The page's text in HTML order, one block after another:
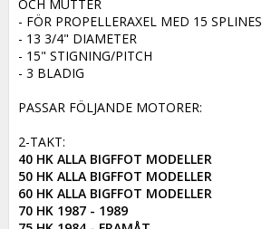
OCH MUTTER
- FÖR PROPELLERAXEL MED 15 SPLINES
- 13 3/4" DIAMETER
- 15" STIGNING/PITCH
- 3 BLADIG
PASSAR FÖLJANDE MOTORER:
40 HK ALLA BIGFFOT MODELLER
50 HK ALLA BIGFFOT MODELLER
60 HK ALLA BIGFFOT MODELLER
70 HK 1987 - 1989